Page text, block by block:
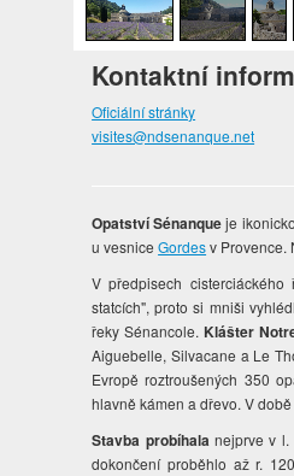
Kontaktní
Oficiální stránky
visites@ndsenanque.net
Opatství Sénanqueje
u vesniceGordesv Provence.
V předpisech
statcích", proto si mniši
řeky Sénancole. Klášter
Aiguebelle, Silvacane a Le
Evropě roztroušených 350
hlavně kámen a dřevo. V
Stavba probíhala nejprve v l.
dokončení proběhlo až r.